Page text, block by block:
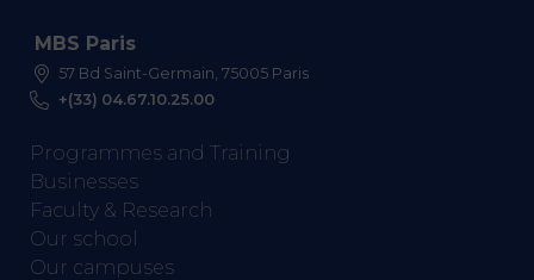
MBS Paris
57 Bd Saint-Germain, 75005 Paris
+(33) 04.67.10.25.00
Programmes and Training
Businesses
Faculty & Research
Our school
Our campuses